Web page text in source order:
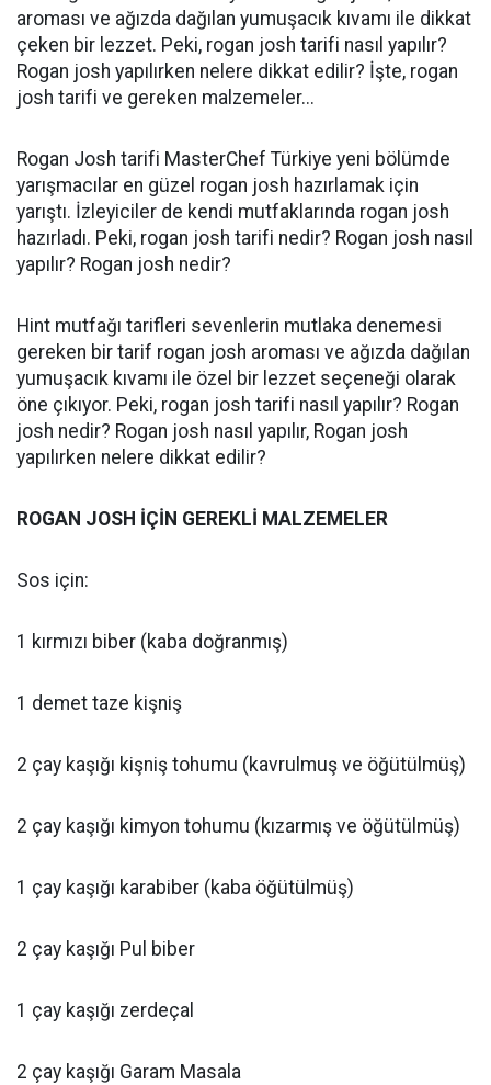
aroması ve ağızda dağılan yumuşacık kıvamı ile dikkat
çeken bir lezzet. Peki, rogan josh tarifi nasıl yapılır?
Rogan josh yapılırken nelere dikkat edilir? İşte, rogan
josh tarifi ve gereken malzemeler...
Rogan Josh tarifi MasterChef Türkiye yeni bölümde
yarışmacılar en güzel rogan josh hazırlamak için
yarıştı. İzleyiciler de kendi mutfaklarında rogan josh
hazırladı. Peki, rogan josh tarifi nedir? Rogan josh nasıl
yapılır? Rogan josh nedir?
Hint mutfağı tarifleri sevenlerin mutlaka denemesi
gereken bir tarif rogan josh aroması ve ağızda dağılan
yumuşacık kıvamı ile özel bir lezzet seçeneği olarak
öne çıkıyor. Peki, rogan josh tarifi nasıl yapılır? Rogan
josh nedir? Rogan josh nasıl yapılır, Rogan josh
yapılırken nelere dikkat edilir?
ROGAN JOSH İÇİN GEREKLİ MALZEMELER
Sos için:
1 kırmızı biber (kaba doğranmış)
1 demet taze kişniş
2 çay kaşığı kişniş tohumu (kavrulmuş ve öğütülmüş)
2 çay kaşığı kimyon tohumu (kızarmış ve öğütülmüş)
1 çay kaşığı karabiber (kaba öğütülmüş)
2 çay kaşığı Pul biber
1 çay kaşığı zerdeçal
2 çay kaşığı Garam Masala